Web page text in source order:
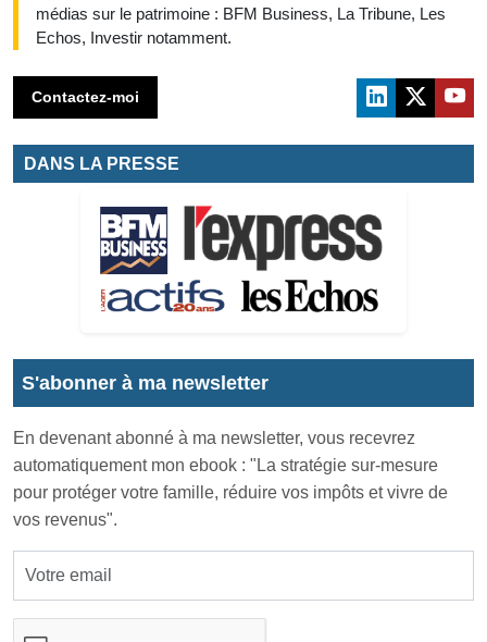
médias sur le patrimoine : BFM Business, La Tribune, Les
Echos, Investir notamment.
Contactez-moi
DANS LA PRESSE
S'abonner à ma newsletter
En devenant abonné à ma newsletter, vous recevrez
automatiquement mon ebook : "La stratégie sur-mesure
pour protéger votre famille, réduire vos impôts et vivre de
vos revenus".